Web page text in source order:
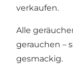
verkaufen.
Alle
gerauchen –
gesmackig.